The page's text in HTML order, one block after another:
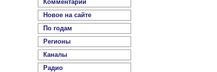
Комментарии
Новое на сайте
По годам
Регионы
Каналы
Радио